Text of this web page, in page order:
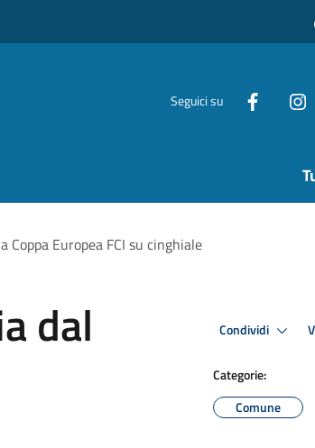
Seguici su
Coppa Europea FCI su cinghiale
dal Condividi
Categorie:
Comune